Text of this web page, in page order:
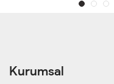
Kurumsal